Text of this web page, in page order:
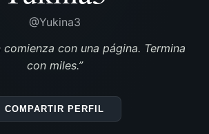
@Yukina3
comienza con una página. Termina
con miles.”
COMPARTIR PERFIL